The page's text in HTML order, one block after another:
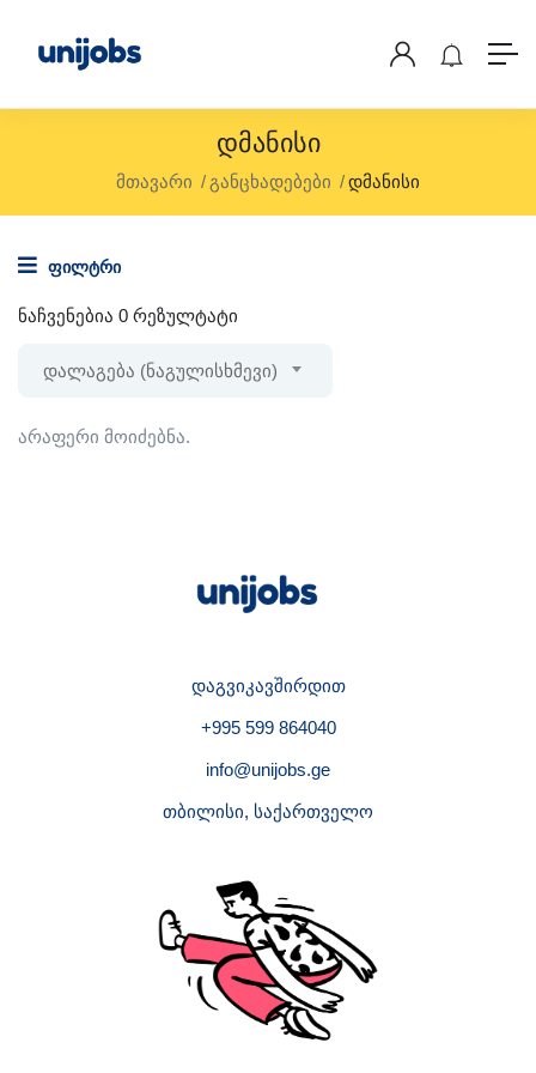
Დმანისი
მთავარი განცხადებები დმანისი
ფილტრი
ნაჩვენებია 0 რეზულტატი
დალაგება (ნაგულისხმევი)
არაფერი მოიძებნა.
დაგვიკავშირდით
+995 599 864040
info@unijobs.ge
თბილისი, საქართველო